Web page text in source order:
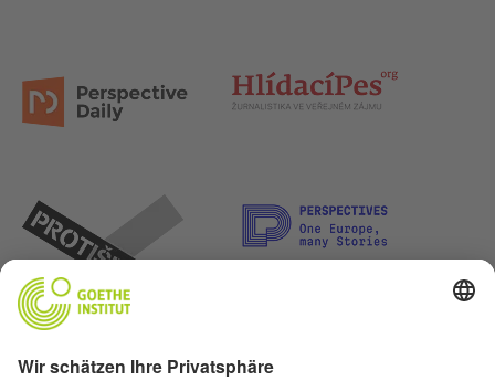
Lasst uns Freunde werden. Folge uns: